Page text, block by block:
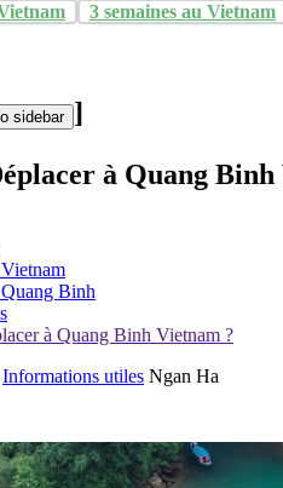
3 semaines au Vietnam
sidebar ]
à Quang
Binh
à Quang Binh Vietnam ?
Informations utiles Ngan Ha